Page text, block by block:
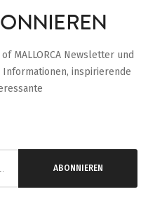
MALLORCA Newsletter und
inspirierende
ABONNIEREN